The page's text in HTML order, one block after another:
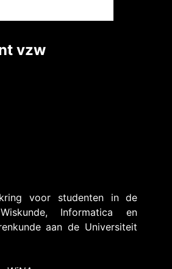
vzw
voor studenten in de
Informatica en
aan de Universiteit